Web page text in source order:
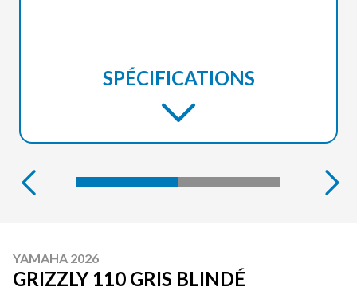
SPÉCIFICATIONS
YAMAHA 2026
GRIZZLY 110 GRIS BLINDÉ